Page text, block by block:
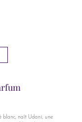
blanc, naît Udani, une